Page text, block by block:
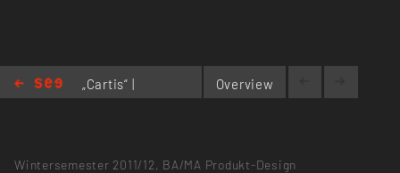
„Cartis“ |
Overview
Wintersemester 2011/12, BA/MA Produkt-Design